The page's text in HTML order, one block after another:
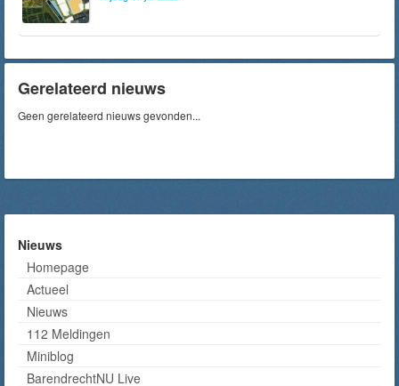
Gerelateerd nieuws
Geen gerelateerd nieuws gevonden...
Nieuws
Homepage
Actueel
Nieuws
112 Meldingen
Miniblog
BarendrechtNU Live